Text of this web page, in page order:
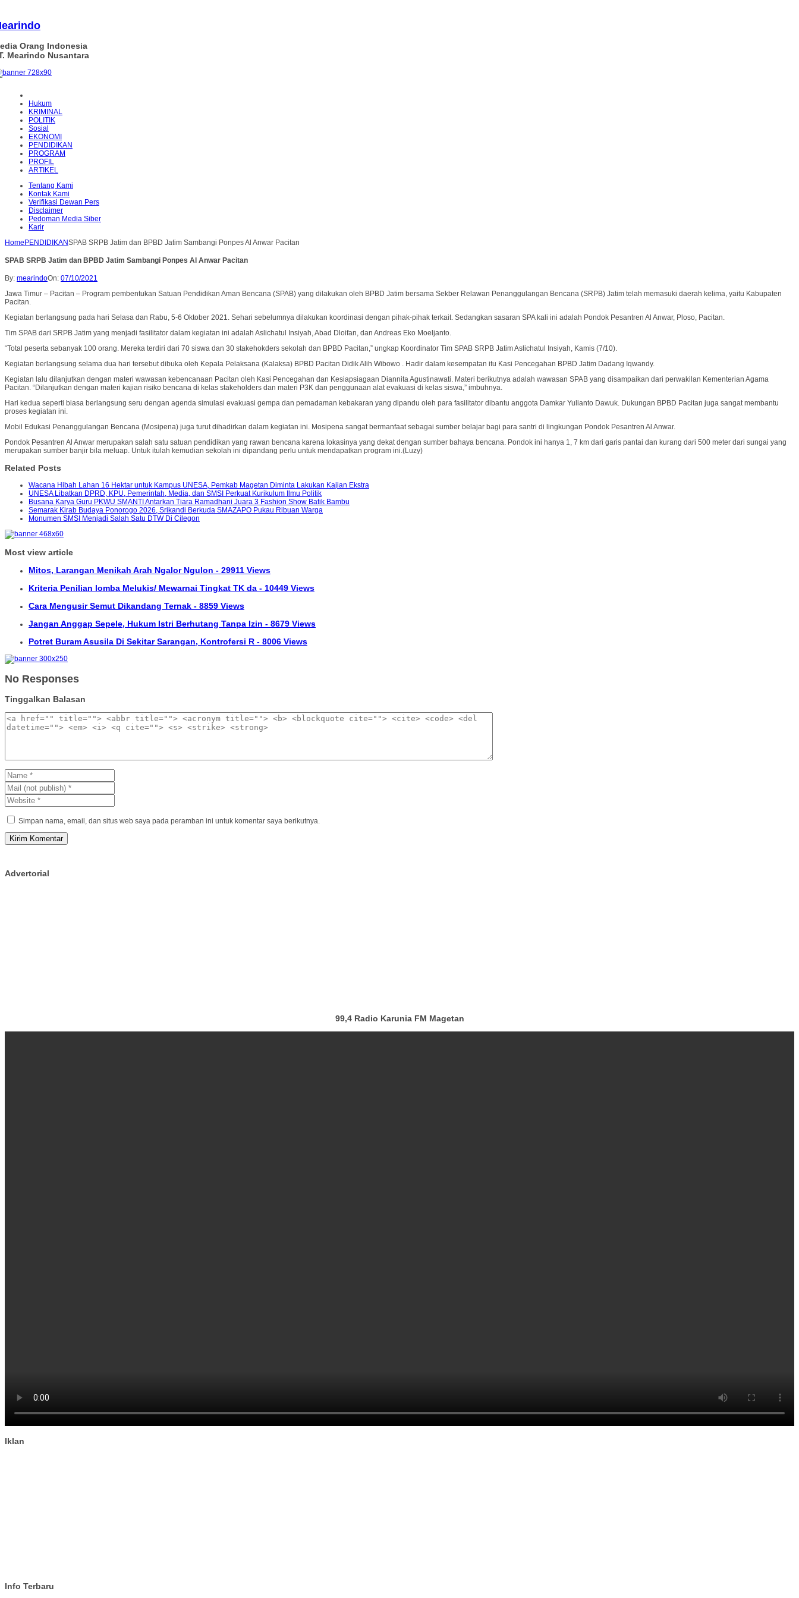
Orang Indonesia
Mearindo Nusantara
Hukum
KRIMINAL
POLITIK
Sosial
EKONOMI
PENDIDIKAN
PROGRAM
PROFIL
ARTIKEL
Tentang Kami
Kontak Kami
Verifikasi Dewan Pers
Disclaimer
Pedoman Media Siber
Karir
Home PENDIDIKANSPAB SRPB Jatim dan BPBD Jatim Sambangi Ponpes Al Anwar Pacitan
SPAB SRPB Jatim dan BPBD Jatim Sambangi Ponpes Al Anwar Pacitan
By: mearindoOn: 07/10/2021
Jawa Timur – Pacitan – Program pembentukan Satuan Pendidikan Aman Bencana (SPAB) yang dilakukan oleh BPBD Jatim bersama Sekber Relawan Penanggulangan Bencana (SRPB) Jatim telah memasuki daerah kelima, yaitu Kabupaten
Pacitan.
Kegiatan berlangsung pada hari Selasa dan Rabu, 5-6 Oktober 2021. Sehari sebelumnya dilakukan koordinasi dengan pihak-pihak terkait. Sedangkan sasaran SPA kali ini adalah Pondok Pesantren Al Anwar, Ploso, Pacitan.
Tim SPAB dari SRPB Jatim yang menjadi fasilitator dalam kegiatan ini adalah Aslichatul Insiyah, Abad Dloifan, dan Andreas Eko Moeljanto.
“Total peserta sebanyak 100 orang. Mereka terdiri dari 70 siswa dan 30 stakehokders sekolah dan BPBD Pacitan,” ungkap Koordinator Tim SPAB SRPB Jatim Aslichatul Insiyah, Kamis (7/10).
Kegiatan berlangsung selama dua hari tersebut dibuka oleh Kepala Pelaksana (Kalaksa) BPBD Pacitan Didik Alih Wibowo . Hadir dalam kesempatan itu Kasi Pencegahan BPBD Jatim Dadang Iqwandy.
Kegiatan lalu dilanjutkan dengan materi wawasan kebencanaan Pacitan oleh Kasi Pencegahan dan Kesiapsiagaan Diannita Agustinawati. Materi berikutnya adalah wawasan SPAB yang disampaikan dari perwakilan Kementerian Agama
Pacitan. “Dilanjutkan dengan materi kajian risiko bencana di kelas stakeholders dan materi P3K dan penggunaan alat evakuasi di kelas siswa,” imbuhnya.
Hari kedua seperti biasa berlangsung seru dengan agenda simulasi evakuasi gempa dan pemadaman kebakaran yang dipandu oleh para fasilitator dibantu anggota Damkar Yulianto Dawuk. Dukungan BPBD Pacitan juga sangat membantu
proses kegiatan ini.
Mobil Edukasi Penanggulangan Bencana (Mosipena) juga turut dihadirkan dalam kegiatan ini. Mosipena sangat bermanfaat sebagai sumber belajar bagi para santri di lingkungan Pondok Pesantren Al Anwar.
Pondok Pesantren Al Anwar merupakan salah satu satuan pendidikan yang rawan bencana karena lokasinya yang dekat dengan sumber bahaya bencana. Pondok ini hanya 1, 7 km dari garis pantai dan kurang dari 500 meter dari sungai yang
merupakan sumber banjir bila meluap. Untuk itulah kemudian sekolah ini dipandang perlu untuk mendapatkan program ini.(Luzy)
Related Posts
Wacana Hibah Lahan 16 Hektar untuk Kampus UNESA, Pemkab Magetan Diminta Lakukan Kajian Ekstra
UNESA Libatkan DPRD, KPU, Pemerintah, Media, dan SMSI Perkuat Kurikulum Ilmu Politik
Busana Karya Guru PKWU SMANTI Antarkan Tiara Ramadhani Juara 3 Fashion Show Batik Bambu
Semarak Kirab Budaya Ponorogo 2026, Srikandi Berkuda SMAZAPO Pukau Ribuan Warga
Monumen SMSI Menjadi Salah Satu DTW Di Cilegon
Most view article
Mitos, Larangan Menikah Arah Ngalor Ngulon - 29911 Views
Kriteria Penilian lomba Melukis/ Mewarnai Tingkat TK da - 10449 Views
Cara Mengusir Semut Dikandang Ternak - 8859 Views
Jangan Anggap Sepele, Hukum Istri Berhutang Tanpa Izin - 8679 Views
Potret Buram Asusila Di Sekitar Sarangan, Kontrofersi R - 8006 Views
No Responses
Tinggalkan Balasan
Simpan nama, email, dan situs web saya pada peramban ini untuk komentar saya berikutnya.
Advertorial
99,4 Radio Karunia FM Magetan
Iklan
Info Terbaru